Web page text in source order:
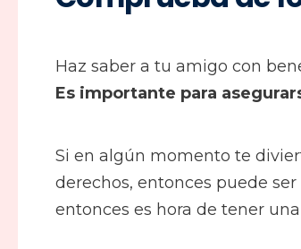
Haz saber a tu amigo con
Es importante para
Si en algún momento te
derechos, entonces puede
entonces es hora de tener